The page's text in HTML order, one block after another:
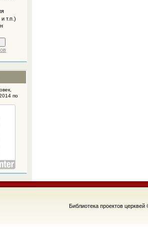
т.п.)
по
Библиотека проектов церквей